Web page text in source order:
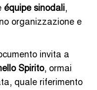
équipe sinodali,
organizzazione e
invita a
Spirito, ormai
quale riferimento